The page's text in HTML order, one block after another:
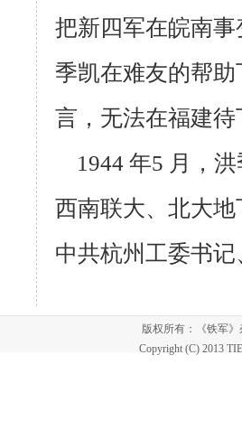
把新四军在皖南
季凯在难友的帮助
言，无法在福建待
1944 年5 月，
西南联大、北大
中共杭州工委书记
版权所有：《铁军
Copyright (C) 2013